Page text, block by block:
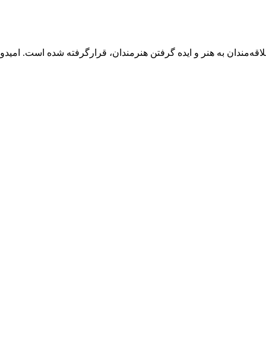
به هنر و ایده گرفتن هنرمندان، قرارگرفته شده است.